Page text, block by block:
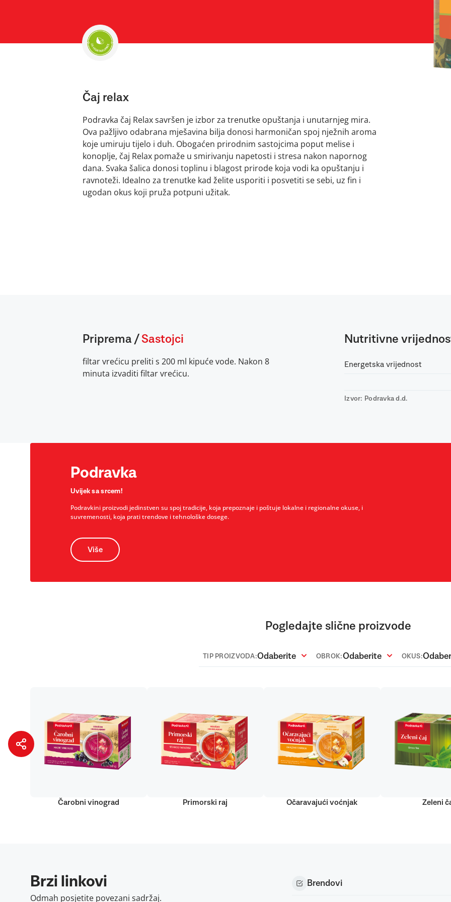
Čaj relax
Podravka čaj Relax savršen je izbor za trenutke opuštanja i unutarnjeg mira.
Ova pažljivo odabrana mješavina bilja donosi harmoničan spoj nježnih aroma
koje umiruju tijelo i duh. Obogaćen prirodnim sastojcima poput melise i
konoplje, čaj Relax pomaže u smirivanju napetosti i stresa nakon napornog
dana. Svaka šalica donosi toplinu i blagost prirode koja vodi ka opuštanju i
ravnoteži. Idealno za trenutke kad želite usporiti i posvetiti se sebi, uz fin i
ugodan okus koji pruža potpuni užitak.
Priprema / Sastojci
filtar vrećicu preliti s 200 ml kipuće vode. Nakon 8
minuta izvaditi filtar vrećicu.
Nutritivne
Energetska vrijednost
Izvor: Podravka d.d.
Podravka
Uvijek sa srcem!
Podravkini proizvodi jedinstven su spoj tradicije, koja prepoznaje i poštuje lokalne i regionalne okuse, i
suvremenosti, koja prati trendove i tehnološke dosege.
Više
Pogledajte slične proizvode
TIP PROIZVODA:Odaberite OBROK:Odaberite OKUS:
Čarobni vinograd Primorski raj Očaravajući voćnjak Zeleni
Brzi linkovi
Odmah posjetite povezani sadržaj.
Brendovi